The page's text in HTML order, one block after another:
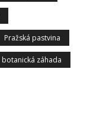
Pražská pastvina
botanická záhada